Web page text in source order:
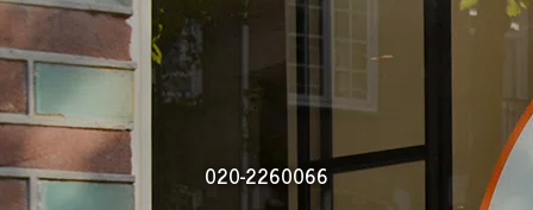
020-2260066